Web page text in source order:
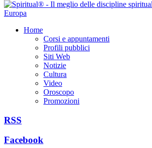
Home
Corsi e appuntamenti
Profili pubblici
Siti Web
Notizie
Cultura
Video
Oroscopo
Promozioni
RSS
Facebook